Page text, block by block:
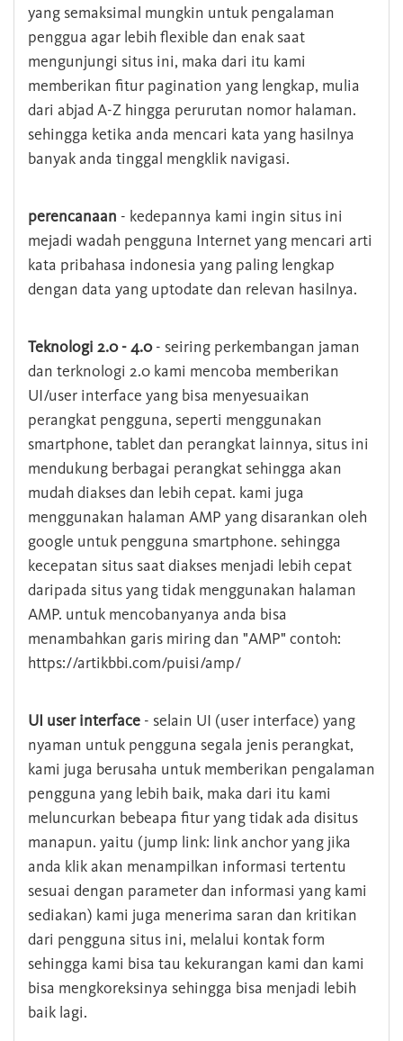
yang semaksimal mungkin untuk pengalaman
penggua agar lebih flexible dan enak saat
mengunjungi situs ini, maka dari itu kami
memberikan fitur pagination yang lengkap, mulia
dari abjad A-Z hingga perurutan nomor halaman.
sehingga ketika anda mencari kata yang hasilnya
banyak anda tinggal mengklik navigasi.
perencanaan - kedepannya kami ingin situs ini
mejadi wadah pengguna Internet yang mencari arti
kata pribahasa indonesia yang paling lengkap
dengan data yang uptodate dan relevan hasilnya.
Teknologi 2.0 - 4.0- seiring perkembangan jaman
dan terknologi 2.0 kami mencoba memberikan
UI/user interface yang bisa menyesuaikan
perangkat pengguna, seperti menggunakan
smartphone, tablet dan perangkat lainnya, situs ini
mendukung berbagai perangkat sehingga akan
mudah diakses dan lebih cepat. kami juga
menggunakan halaman AMP yang disarankan oleh
google untuk pengguna smartphone. sehingga
kecepatan situs saat diakses menjadi lebih cepat
daripada situs yang tidak menggunakan halaman
AMP. untuk mencobanyanya anda bisa
menambahkan garis miring dan "AMP" contoh:
https://artikbbi.com/puisi/amp/
UI user interface - selain UI (user interface) yang
nyaman untuk pengguna segala jenis perangkat,
kami juga berusaha untuk memberikan pengalaman
pengguna yang lebih baik, maka dari itu kami
meluncurkan bebeapa fitur yang tidak ada disitus
manapun. yaitu (jump link: link anchor yang jika
anda klik akan menampilkan informasi tertentu
sesuai dengan parameter dan informasi yang kami
sediakan) kami juga menerima saran dan kritikan
dari pengguna situs ini, melalui kontak form
sehingga kami bisa tau kekurangan kami dan kami
bisa mengkoreksinya sehingga bisa menjadi lebih
baik lagi.